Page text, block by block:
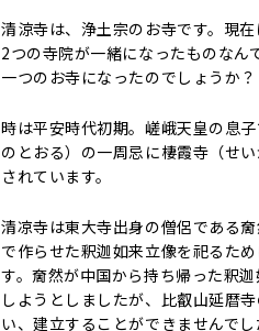
清涼寺は、浄土宗のお寺です。現
2つの寺院が一緒になったものなん
一つのお寺になったのでしょうか？
時は平安時代初期。嵯峨天皇の息
のとおる）の一周忌に棲霞寺（せ
されています。
清凉寺は東大寺出身の僧侶である
で作らせた釈迦如来立像を祀るた
す。奝然が中国から持ち帰った釈
しようとしましたが、比叡山延暦
い、建立することができませんでし